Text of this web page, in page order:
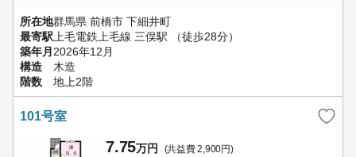
所在地群馬県 前橋市 下細井町
最寄駅 上毛電鉄上毛線 三俣駅 （徒歩28分）
築年月 2026年12月
構造
木造
階数
地上2階
101号室
7.75万円 (共益費 2,900円)